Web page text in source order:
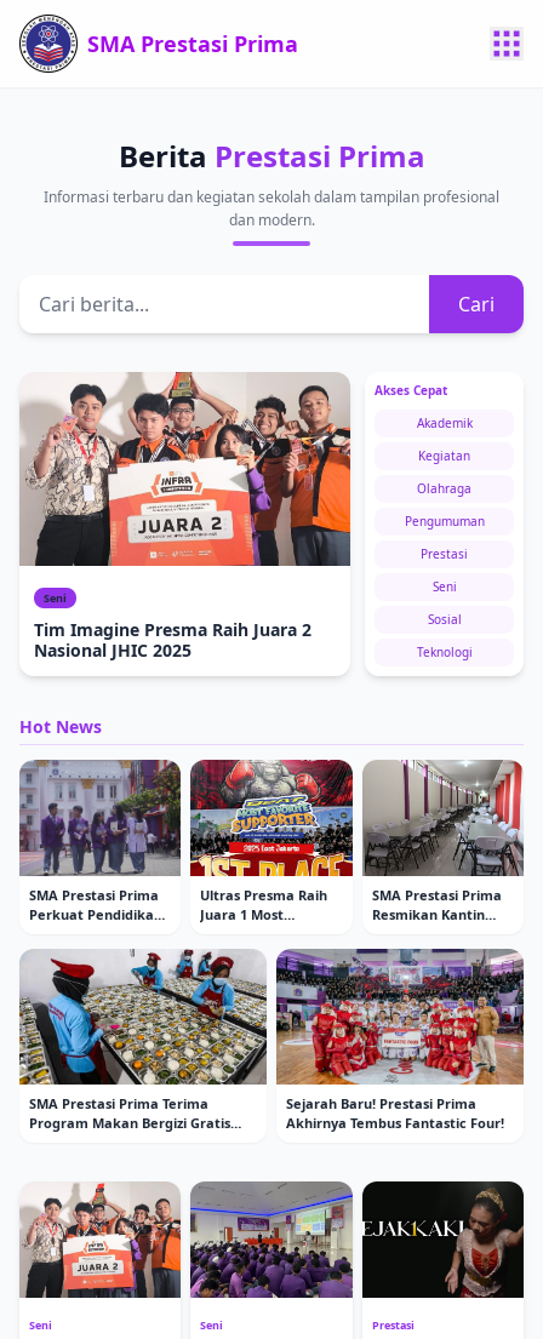
SMA Prestasi Prima
Berita Prestasi Prima
Informasi terbaru dan kegiatan sekolah dalam tampilan profesional
dan modern.
Cari
Seni
Tim Imagine Presma Raih Juara 2
Nasional JHIC 2025
Akses Cepat
Akademik
Kegiatan
Olahraga
Pengumuman
Prestasi
Seni
Sosial
Teknologi
Hot News
SMA Prestasi Prima
Perkuat Pendidikan
Kurikulum Nasional,
Internasional, dan
Pendekatan STEAM
Ultras Presma Raih
Juara 1 Most
DBL 2025 East
Jakarta
SMA Prestasi Prima
Resmikan Kantin
Sekolah, Sediakan
Meja dan Kursi
Nyaman untuk Siswa
SMA Prestasi Prima Terima
Program Makan Bergizi Gratis
Sejarah Baru! Prestasi Prima
Akhirnya Tembus Fantastic Four!
Seni Seni Prestasi